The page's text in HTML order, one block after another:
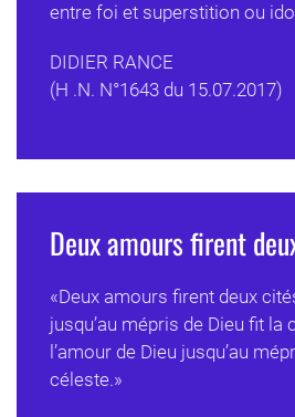
entre foi et superstition ou
DIDIER RANCE
(H .N. N°1643 du 15.07.2017)
Deux amours firent
«Deux amours firent deux
jusqu’au mépris de Dieu fit la
l’amour de Dieu jusqu’au
céleste.»